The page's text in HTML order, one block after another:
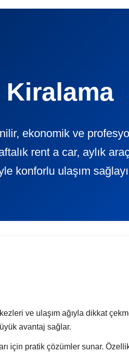
ekonomik ve
rent a car, aylık
konforlu ulaşım
ve ulaşım ağıyla dikkat
avantaj sağlar.
için pratik çözümler sunar.